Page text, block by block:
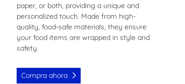
paper, or both, providing a unique and
personalized touch. Made from high-
quality, food-safe materials, they ensure
your food items are wrapped in style and
safety.
Compra ahora